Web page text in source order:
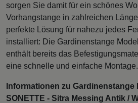
sorgen Sie damit für ein schönes
Vorhangstange in zahlreichen
perfekte Lösung für nahezu jedes
installiert: Die Gardinenstange
enthält bereits das
eine schnelle und einfache Montage.
Informationen zu Gardinenstange
SONETTE - Sitra Messing Antik /